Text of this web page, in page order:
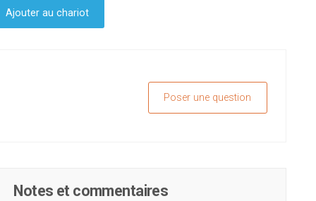
Ajouter au chariot
Poser une question
Notes et commentaires